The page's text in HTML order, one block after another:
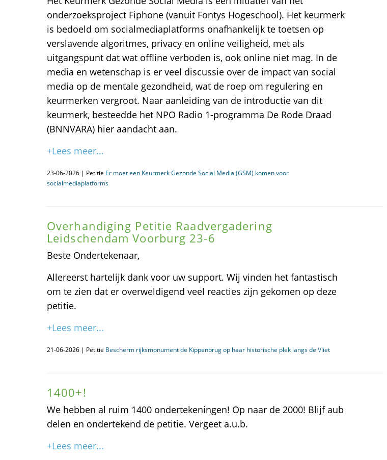
onderzoeksproject Fiphone (vanuit Fontys Hogeschool). Het keurmerk
is bedoeld om socialmediaplatforms onafhankelijk te toetsen op
verslavende algoritmes, privacy en online veiligheid, met als
uitgangspunt dat wat offline verboden is, ook online niet mag. In de
media en wetenschap is er veel discussie over de impact van social
media op de mentale gezondheid, wat de roep om regulering en
keurmerken vergroot. Naar aanleiding van de introductie van dit
keurmerk, besteedde het NPO Radio 1-programma De Rode Draad
(BNNVARA) hier aandacht aan.
+Lees meer...
23-06-2026 | Petitie Er moet een Keurmerk Gezonde Social Media (GSM) komen voor
socialmediaplatforms
Overhandiging Petitie Raadvergadering
Leidschendam Voorburg 23-6
Beste Ondertekenaar,
Allereerst hartelijk dank voor uw support. Wij vinden het fantastisch
om te zien dat er overweldigend veel reacties zijn gekomen op deze
petitie.
+Lees meer...
21-06-2026 | Petitie Bescherm rijksmonument de Kippenbrug op haar historische plek langs de Vliet
1400+!
We hebben al ruim 1400 ondertekeningen! Op naar de 2000! Blijf aub
delen en ondertekend de petitie. Vergeet a.u.b.
+Lees meer...